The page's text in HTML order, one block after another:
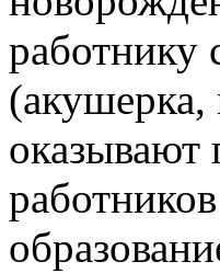
работнику
(акушерка,